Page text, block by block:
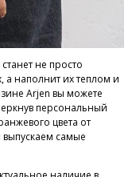
не просто
а наполнит их теплом и
Arjen вы можете
персональный
цвета от
выпускаем самые